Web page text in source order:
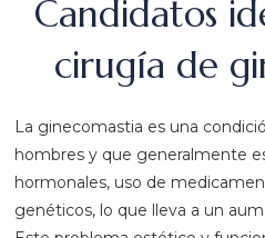
Candidatos
cirugía de
La ginecomastia es una
hombres y que generalmente
hormonales, uso de
genéticos, lo que lleva a un